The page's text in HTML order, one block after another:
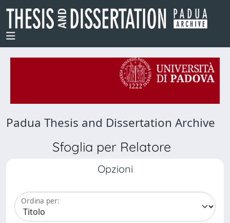
Padua Thesis and Dissertation Archive
Sfoglia per Relatore
Opzioni
Ordina per: